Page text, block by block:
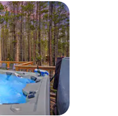
s oznakom „Odabrali gosti”